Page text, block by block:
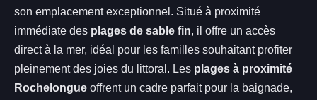
son emplacement exceptionnel. Situé à proximité
immédiate des plages de sable fin, il offre un accès
direct à la mer, idéal pour les familles souhaitant profiter
pleinement des joies du littoral. Les plages à proximité
Rochelongue offrent un cadre parfait pour la baignade,